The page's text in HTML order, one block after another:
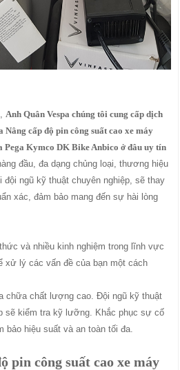
Anh Quân Vespa chúng tôi cung cấp dịch
Nâng cấp độ pin công suất cao xe máy
Pega Kymco DK Bike Anbico ở đâu uy tín
đầu, đa dạng chủng loại, thương hiệu
ngũ kỹ thuật chuyên nghiệp, sẽ thay
xác, đảm bảo mang đến sự hài lòng
và nhiều kinh nghiệm trong lĩnh vực
xử lý các vấn đề của bạn một cách
chữa chất lượng cao. Đội ngũ kỹ thuật
sẽ kiểm tra kỹ lưỡng. Khắc phục sự cố
bảo hiệu suất và an toàn tối đa.
pin công suất cao xe máy